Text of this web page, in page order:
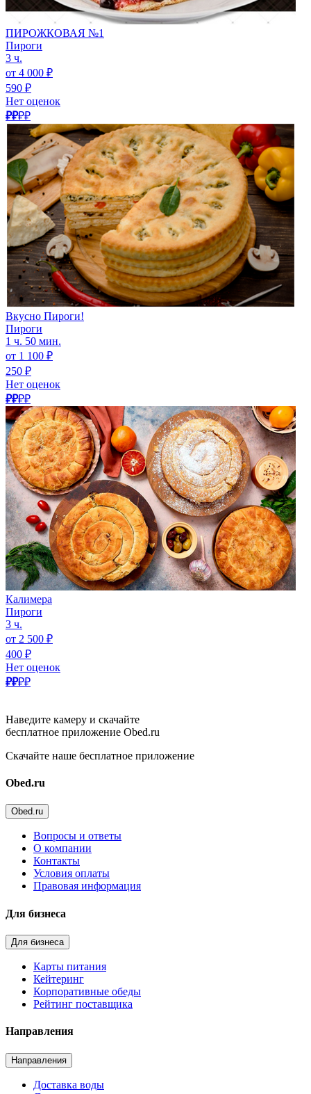
ПИРОЖКОВАЯ №1
Пироги
3 ч.
от 4 000 ₽
590 ₽
Нет оценок
₽₽₽₽
Вкусно Пироги!
Пироги
1 ч. 50 мин.
от 1 100 ₽
250 ₽
Нет оценок
₽₽₽₽
Калимера
Пироги
3 ч.
от 2 500 ₽
400 ₽
Нет оценок
₽₽₽₽
Наведите камеру и скачайте
бесплатное приложение Obed.ru
Скачайте наше бесплатное приложение
Obed.ru
Obed.ru
Вопросы и ответы
О компании
Контакты
Условия оплаты
Правовая информация
Для бизнеса
Для бизнеса
Карты питания
Кейтеринг
Корпоративные обеды
Рейтинг поставщика
Направления
Направления
Доставка воды